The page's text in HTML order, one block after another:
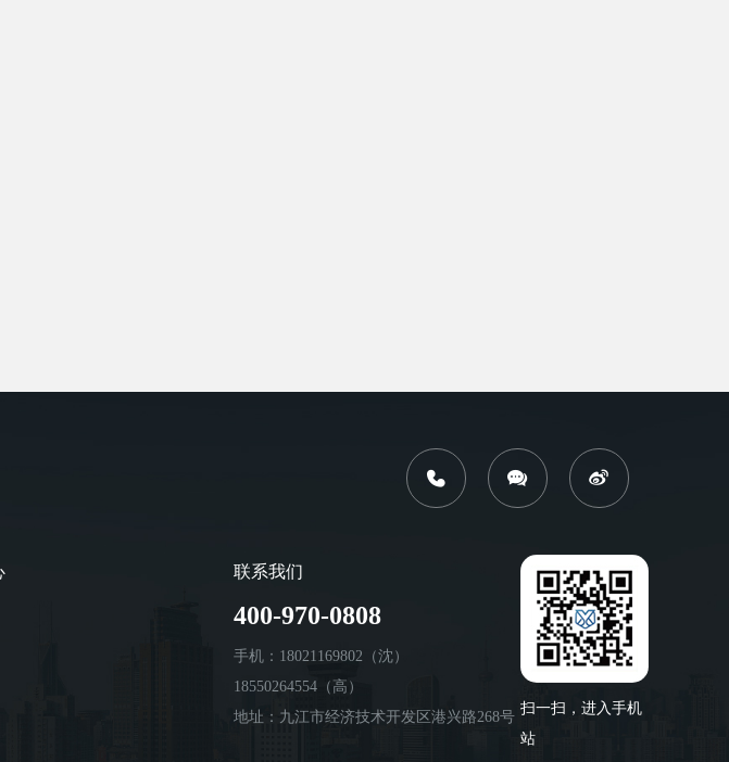
联系我们
400-970-0808
手机：18021169802（沈）
18550264554（高）
地址：九江市经济技术开发区港兴路268号
扫一扫，进入手机
站